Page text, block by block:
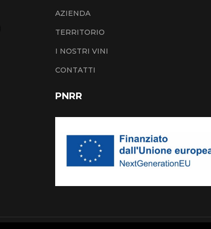
AZIENDA
TERRITORIO
I NOSTRI VINI
CONTATTI
PNRR